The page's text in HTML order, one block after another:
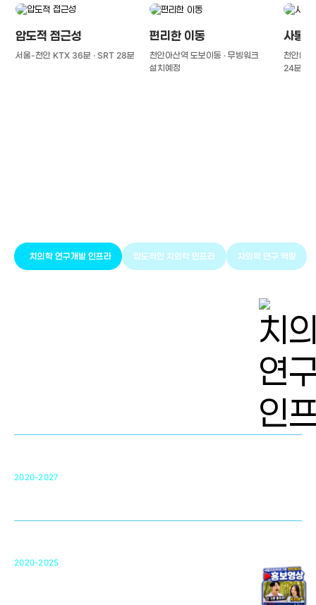
압도적 접근성
서울-천안 KTX 36분 · SRT 28분
편리한 이동
천안아산역 도보이동 · 무빙워크
설치예정
사통
천안IC(
24분
치의학 연구개발 인프라 압도적인 치의학 인프라 치의학 연구 역량
2020-2027
2020-2025 50
미국 베크만연구소